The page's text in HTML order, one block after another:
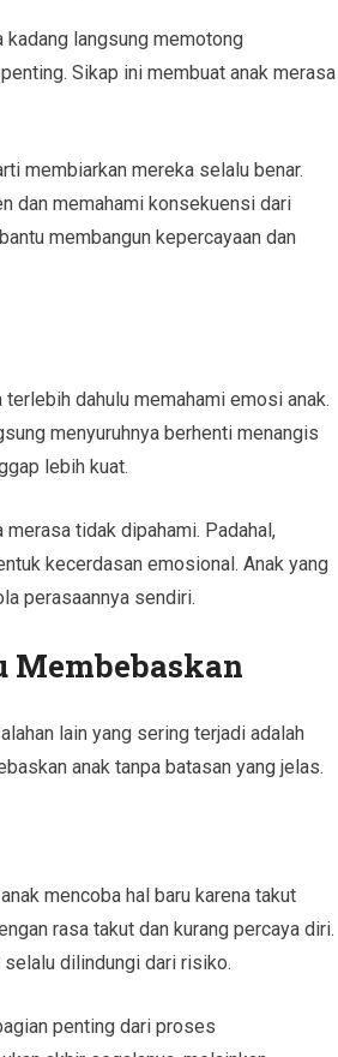
kadang langsung memotong
Sikap ini membuat anak merasa
membiarkan mereka selalu benar.
dan memahami konsekuensi dari
membangun kepercayaan dan
dahulu memahami emosi anak.
menyuruhnya berhenti menangis
lebih kuat.
tidak dipahami. Padahal,
kecerdasan emosional. Anak yang
perasaannya sendiri.
Membebaskan
lain yang sering terjadi adalah
anak tanpa batasan yang jelas.
mencoba hal baru karena takut
rasa takut dan kurang percaya diri.
dilindungi dari risiko.
penting dari proses